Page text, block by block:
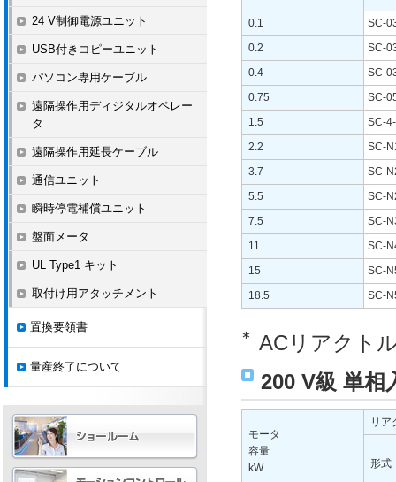
0.1
SC-
0.2
SC-
0.4
SC-
0.75
SC-
1.5
SC-
2.2
SC-
3.7
SC-
5.5
SC-
7.5
SC-
11
SC-
15
SC-
18.5
SC-
∗
ACリアクト
200 V級 単相
モータ
容量
kW
リア
形式
24 V制御電源ユニット
USB付きコピーユニット
パソコン専用ケーブル
遠隔操作用ディジタルオペレー
タ
遠隔操作用延長ケーブル
通信ユニット
瞬時停電補償ユニット
盤面メータ
UL Type1 キット
取付け用アタッチメント
置換要領書
量産終了について